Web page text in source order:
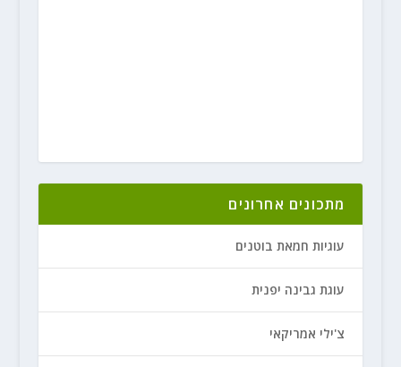
מתכונים אחרונים
עוגיות חמאת בוטנים
עוגת גבינה יפנית
צ'ילי אמריקאי